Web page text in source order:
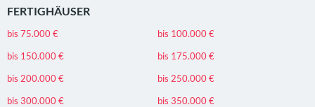
FERTIGHÄUSER
bis 75.000 €
bis 100.000 €
bis 150.000 €
bis 175.000 €
bis 200.000 €
bis 250.000 €
bis 300.000 €
bis 350.000 €